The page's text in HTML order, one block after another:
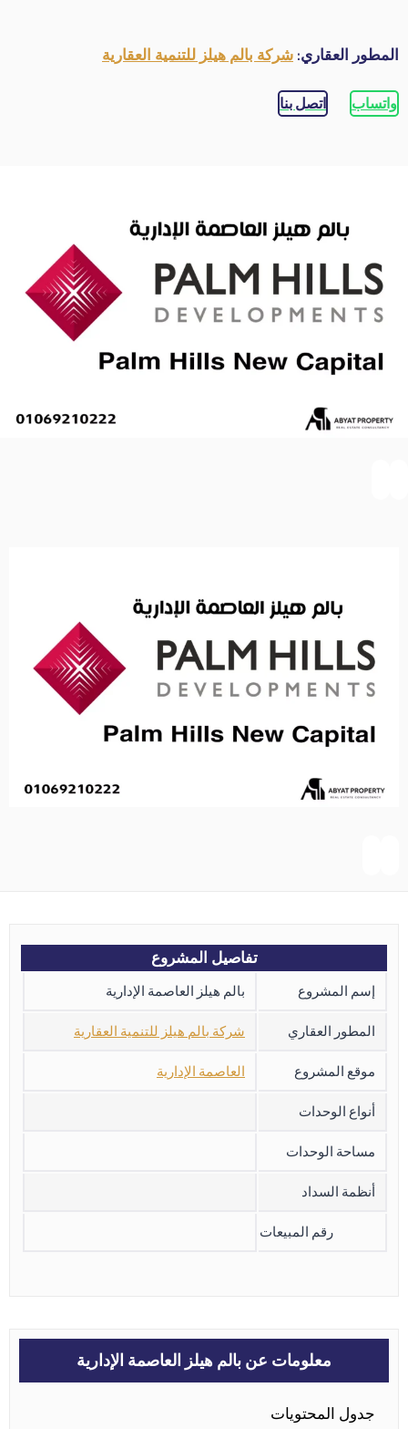
المطور العقاري:شركة بالم هيلز للتنمية العقارية
واتساب اتصل بنا
تفاصيل المشروع
إسم المشروع
بالم هيلز العاصمة الإدارية
المطور العقاري
شركة بالم هيلز للتنمية العقارية
موقع المشروع
العاصمة الإدارية
أنواع الوحدات
مساحة الوحدات
أنظمة السداد
رقم المبيعات
معلومات عن بالم هيلز العاصمة الإدارية
جدول المحتويات